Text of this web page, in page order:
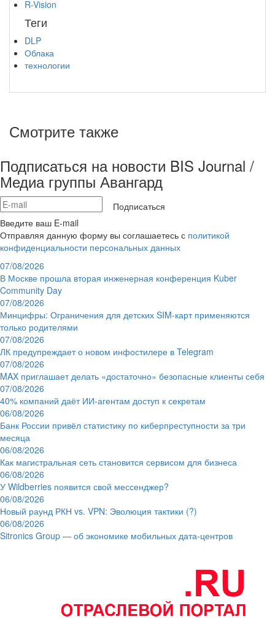
R-Vision
Теги
DLP
Облака
технологии
Смотрите также
Подписаться на новости BIS Journal /
Медиа группы Авангард
Подписаться
Введите ваш E-mail
Отправляя данную форму вы соглашаетесь с политикой
конфиденциальности персональных данных
07/08/2026
В Москве прошла вторая инженерная конференция Kuber
Community Day
07/08/2026
Минцифры: Ограничения для детских SIM-карт применяются
только родителями
07/08/2026
ЛК предупреждает о новом инфостилере в Telegram
07/08/2026
MAX приглашает делать «достаточно» безопасные клиенты себя
07/08/2026
40% компаний даёт ИИ‑агентам доступ к секретам
06/08/2026
Банк России привёл статистику по киберпреступности за три
месяца
06/08/2026
Как магистральная сеть становится сервисом для бизнеса
06/08/2026
У Wildberries появится свой мессенджер?
06/08/2026
Новый раунд РКН vs. VPN: Эволюция тактики (?)
06/08/2026
Sitronics Group — об экономике мобильных дата-центров